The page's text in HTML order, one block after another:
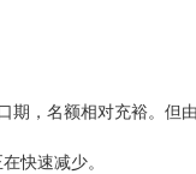
期，名额相对充裕。但
快速减少。